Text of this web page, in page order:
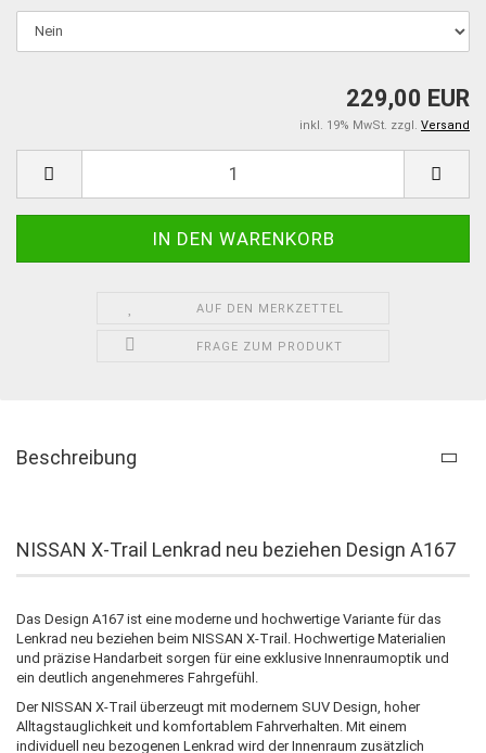
229,00 EUR
inkl. 19% MwSt. zzgl. Versand
AUF DEN MERKZETTEL
FRAGE ZUM PRODUKT
Beschreibung
NISSAN X-Trail Lenkrad neu beziehen Design A167
Das Design A167 ist eine moderne und hochwertige Variante für das
Lenkrad neu beziehen beim NISSAN X-Trail. Hochwertige Materialien
und präzise Handarbeit sorgen für eine exklusive Innenraumoptik und
ein deutlich angenehmeres Fahrgefühl.
Der NISSAN X-Trail überzeugt mit modernem SUV Design, hoher
Alltagstauglichkeit und komfortablem Fahrverhalten. Mit einem
individuell neu bezogenen Lenkrad wird der Innenraum zusätzlich